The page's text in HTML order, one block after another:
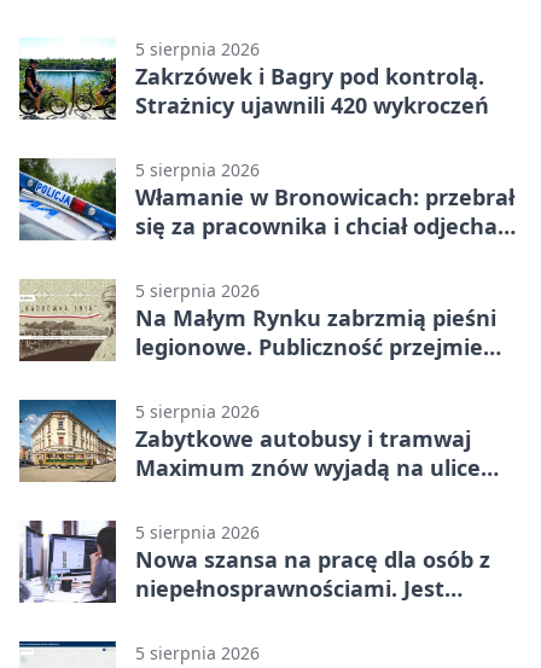
5 sierpnia 2026
Zakrzówek i Bagry pod kontrolą.
Strażnicy ujawnili 420 wykroczeń
5 sierpnia 2026
Włamanie w Bronowicach: przebrał
się za pracownika i chciał odjechać
5 sierpnia 2026
Na Małym Rynku zabrzmią pieśni
legionowe. Publiczność przejmie
5 sierpnia 2026
Zabytkowe autobusy i tramwaj
Maximum znów wyjadą na ulice
5 sierpnia 2026
Nowa szansa na pracę dla osób z
niepełnosprawnościami. Jest
5 sierpnia 2026